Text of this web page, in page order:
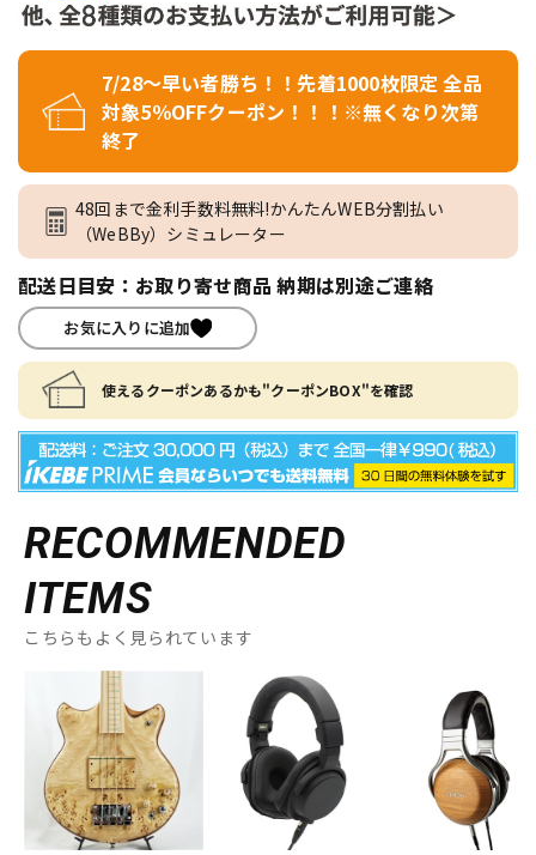
7/28～早い者勝ち！！先着1000枚限定 全品
対象5％OFFクーポン！！！※無くなり次第
終了
48回まで金利手数料無料!かんたんWEB分割払い
（WeBBy）シミュレーター
配送日目安：お取り寄せ商品 納期は別途ご連絡
お気に入りに追加
使えるクーポンあるかも"クーポンBOX"を確認
RECOMMENDED
ITEMS
こちらもよく見られています